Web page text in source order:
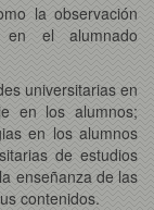
la observación
en el alumnado
universitarias en
en los alumnos;
en los alumnos
de estudios
enseñanza de las
contenidos.